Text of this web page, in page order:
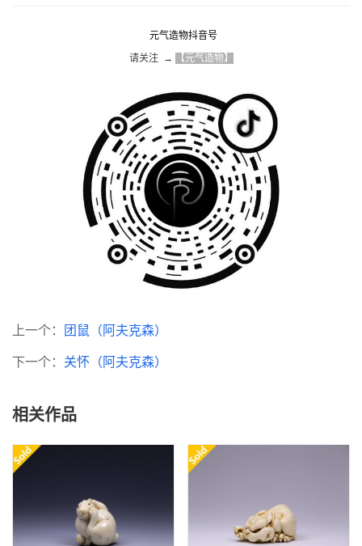
元气造物抖音号
请关注  → 【元气造物】
上一个： 团鼠（阿夫克森）
下一个： 关怀（阿夫克森）
相关作品